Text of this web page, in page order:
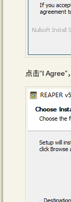
点击“I Agree”，